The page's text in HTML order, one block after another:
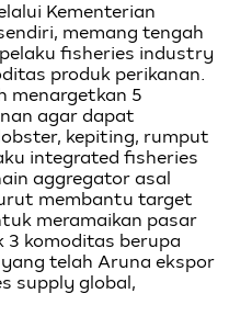
Kementerian
memang tengah
fisheries industry
produk perikanan.
menargetkan 5
agar dapat
kepiting, rumput
integrated fisheries
aggregator asal
membantu target
meramaikan pasar
3 komoditas berupa
telah Aruna ekspor
supply global,